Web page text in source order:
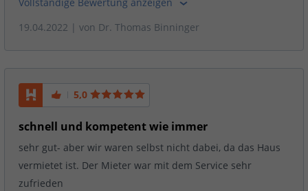
19.04.2022 | von Dr. Thomas Binninger
5,0
schnell und kompetent wie immer
sehr gut- aber wir waren selbst nicht dabei, da das Haus
vermietet ist. Der Mieter war mit dem Service sehr
zufrieden